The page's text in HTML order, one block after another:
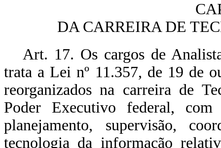
DA CARREIRA DE
Art. 17. Os cargos de
trata a Lei nº 11.357, de 19 de
reorganizados na carreira de
Poder Executivo federal,
planejamento, supervisão,
tecnologia da informação